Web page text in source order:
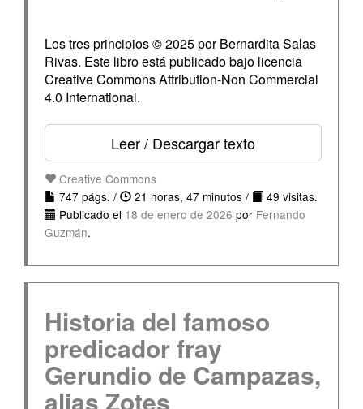
Los tres principios © 2025 por Bernardita Salas
Rivas. Este libro está publicado bajo licencia
Creative Commons Attribution-Non Commercial
4.0 International.
Leer / Descargar texto
Creative Commons
747 págs. /
21 horas, 47 minutos /
49 visitas.
Publicado el 18 de enero de 2026 por Fernando
Guzmán.
Historia del famoso
predicador fray
Gerundio de Campazas,
alias Zotes